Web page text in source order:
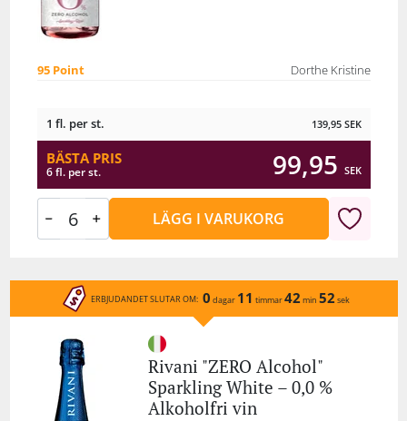
95 Point Dorthe Kristine
1 fl. per st. 139,95 SEK
BÄSTA PRIS
6 fl. per st. 99,95 SEK
LÄGG I VARUKORG
ERBJUDANDET SLUTAR OM: 0 dagar 11 timmar42 min 52 sek
Rivani "ZERO Alcohol"
Sparkling White – 0,0 %
Alkoholfri vin